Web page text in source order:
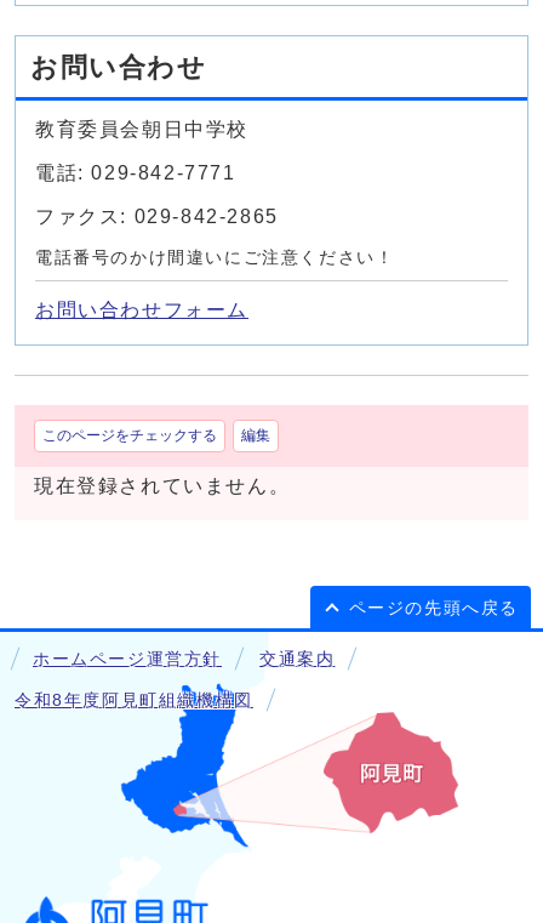
お問い合わせ
教育委員会朝日中学校
電話: 029-842-7771
ファクス: 029-842-2865
電話番号のかけ間違いにご注意ください！
お問い合わせフォーム
このページをチェックする 編集
現在登録されていません。
ページの先頭へ戻る
ホームページ運営方針 交通案内
令和8年度阿見町組織機構図